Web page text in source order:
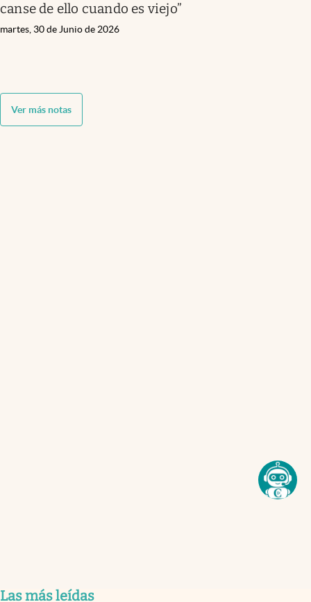
canse de ello cuando es viejo”
martes, 30 de Junio de 2026
Ver más notas
Las más leídas